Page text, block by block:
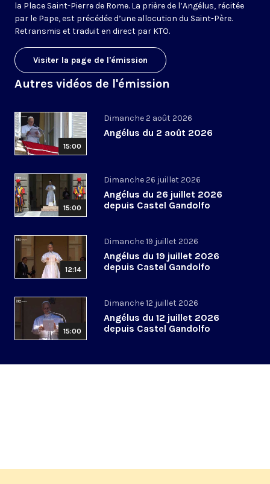
la Place Saint-Pierre de Rome. La prière de l’Angélus, récitée
par le Pape, est précédée d’une allocution du Saint-Père.
Retransmis et traduit en direct par KTO.
Visiter la page de l'émission
Autres vidéos de l'émission
15:00
Dimanche 2 août 2026
Angélus du 2 août 2026
15:00
Dimanche 26 juillet 2026
Angélus du 26 juillet 2026
depuis Castel Gandolfo
12:14
Dimanche 19 juillet 2026
Angélus du 19 juillet 2026
depuis Castel Gandolfo
15:00
Dimanche 12 juillet 2026
Angélus du 12 juillet 2026
depuis Castel Gandolfo